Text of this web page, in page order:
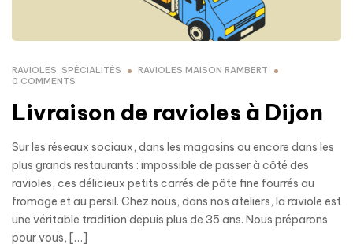
RAVIOLES, SPÉCIALITÉS
RAVIOLES MAISON RAMBERT
0 COMMENTS
Livraison de ravioles à Dijon
Sur les réseaux sociaux, dans les magasins ou encore dans les
plus grands restaurants : impossible de passer à côté des
ravioles, ces délicieux petits carrés de pâte fine fourrés au
fromage et au persil. Chez nous, dans nos ateliers, la raviole est
une véritable tradition depuis plus de 35 ans. Nous préparons
pour vous, […]